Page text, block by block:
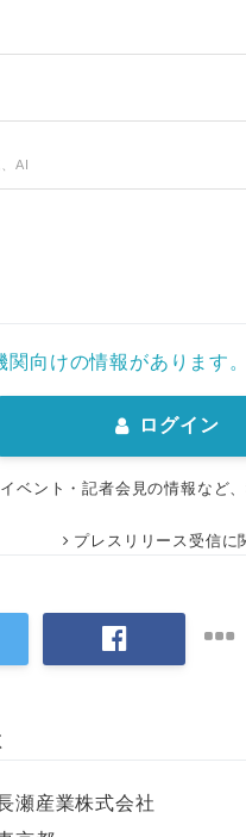
AI
向けの情報があります。
ログイン
ベント・記者会見の情報など
プレスリリース受信に
瀬産業株式会社